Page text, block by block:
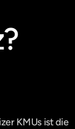
KMUs ist die